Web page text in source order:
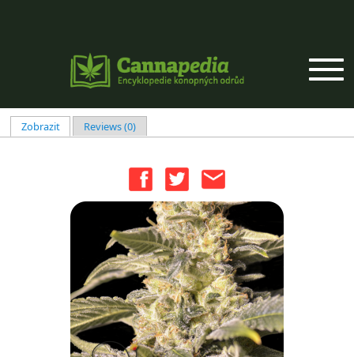
Hlavní záložky
Zobrazit(aktivní záložka)
Reviews (0)